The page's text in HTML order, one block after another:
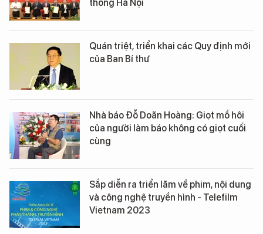
thông Hà Nội
Quán triệt, triển khai các Quy định mới
của Ban Bí thư
Nhà báo Đỗ Doãn Hoàng: Giọt mồ hôi
của người làm báo không có giọt cuối
cùng
Sắp diễn ra triển lãm về phim, nội dung
và công nghệ truyền hình - Telefilm
Vietnam 2023